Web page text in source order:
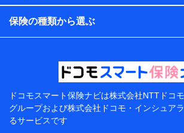
日、性別、保険契約者と被保険者の関
的、保険商品の内容、保険料、保険料の
のメーカーや走行距離などの情報、建物
などの情報、ペットの種類や年齢など
提供当事者から受領当事者が個人データ
電子的・電磁的方法等
【共同して利用する者の範囲】
当社
株式会社NTTドコモ・フィナンシャルグ
保険の種類から選ぶ
ドコモスマート保険ナビは株式会社NTTドコ
グループおよび株式会社ドコモ・インシュア
るサービスです